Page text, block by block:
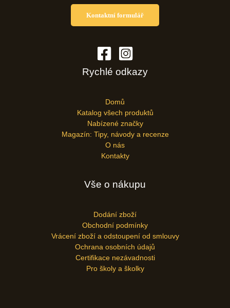
Kontaktní formulář
Rychlé odkazy
Domů
Katalog všech produktů
Nabízené značky
Magazín: Tipy, návody a recenze
O nás
Kontakty
Vše o nákupu
Dodání zboží
Obchodní podmínky
Vrácení zboží a odstoupení od smlouvy
Ochrana osobních údajů
Certifikace nezávadnosti
Pro školy a školky